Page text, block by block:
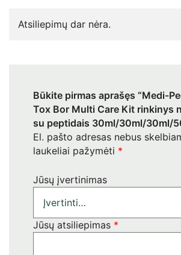
Atsiliepimų dar nėra.
Būkite pirmas aprašęs “Medi-
Tox Bor Multi Care Kit rinkinys
su peptidais 30ml/30ml/30ml/
El. pašto adresas nebus
laukeliai pažymėti *
Jūsų įvertinimas
Jūsų atsiliepimas *